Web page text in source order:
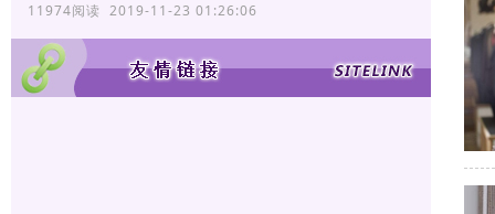
11974阅读 2019-11-23 01:26:06